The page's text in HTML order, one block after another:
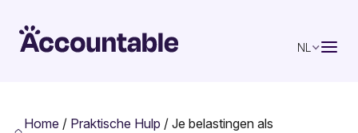
NL
Home / Praktische Hulp / Je belastingen als